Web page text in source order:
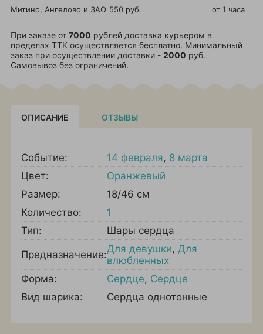
Митино, Ангелово и ЗАО 550 руб. от 1 часа
При заказе от 7000 рублей доставка курьером в
пределах ТТК осуществляется бесплатно. Минимальный
заказ при осуществлении доставки - 2000 руб.
Самовывоз без ограничений.
ОПИСАНИЕ ОТЗЫВЫ
Событие: 14 февраля, 8 марта
Цвет:
Оранжевый
Размер:
18/46 см
Количество:
1
Тип:
Шары сердца
Предназначение:Для девушки, Для
влюбленных
Форма:
Сердце, Сердце
Вид шарика:
Сердца однотонные